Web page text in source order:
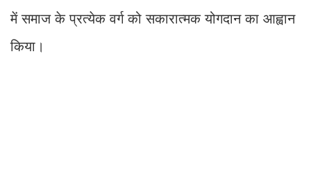
में समाज के प्रत्येक वर्ग को सकारात्मक योगदान का आह्वान
किया।